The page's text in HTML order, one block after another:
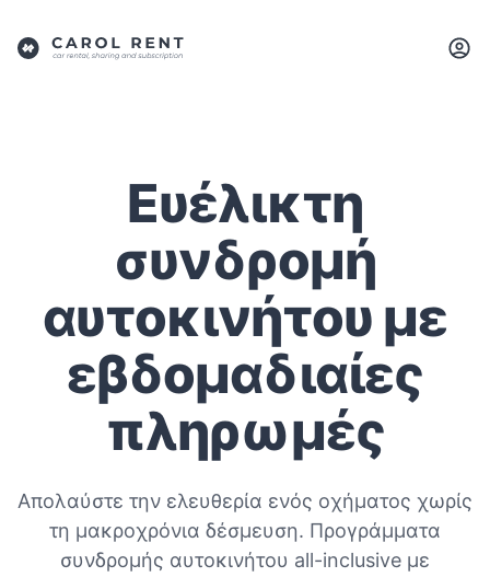
Ευέλικτη
συνδρομή
αυτοκινήτου με
εβδομαδιαίες
πληρωμές
Απολαύστε την ελευθερία ενός οχήματος χωρίς
τη μακροχρόνια δέσμευση. Προγράμματα
συνδρομής αυτοκινήτου all-inclusive με